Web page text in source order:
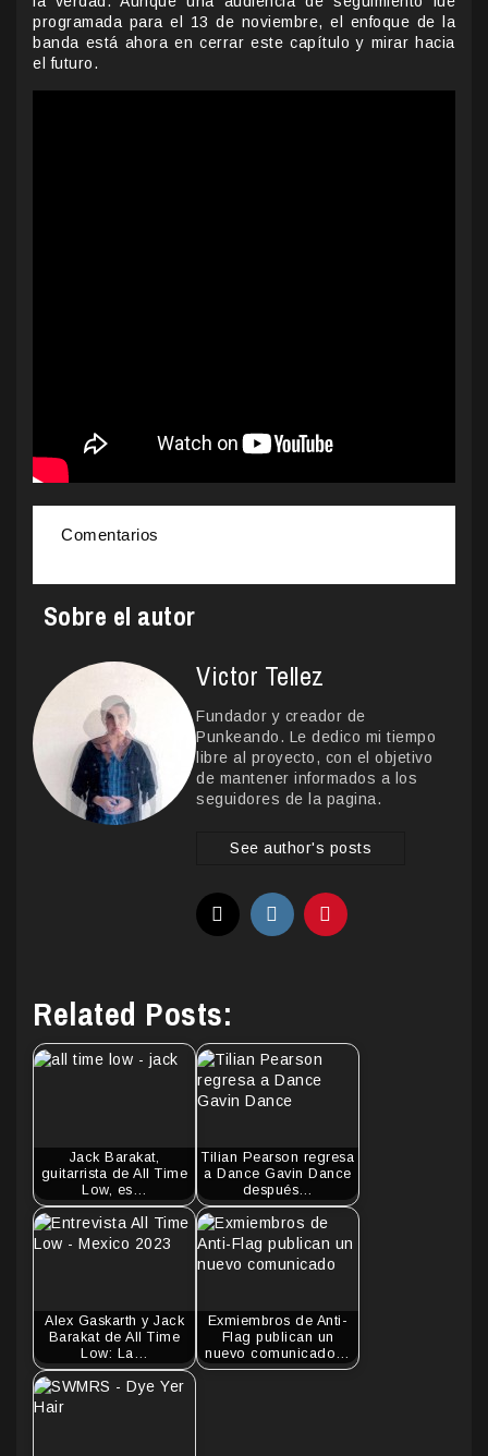
programada para el 13 de noviembre, el enfoque de la
banda está ahora en cerrar este capítulo y mirar hacia
el futuro.
Comentarios
Sobre el autor
Victor Tellez
Fundador y creador de
Punkeando. Le dedico mi tiempo
libre al proyecto, con el objetivo
de mantener informados a los
seguidores de la pagina.
See author's posts
Related Posts:
Jack Barakat,
guitarrista de All Time
Low, es…
Tilian Pearson regresa
a Dance Gavin Dance
después…
Alex Gaskarth y Jack
Barakat de All Time
Low: La…
Exmiembros de Anti-
Flag publican un
nuevo comunicado…